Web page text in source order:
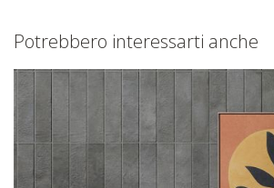
Potrebbero interessarti anche